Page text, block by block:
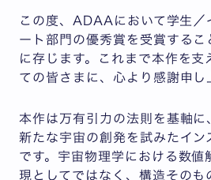
この度、ADAAにおいて学生／
ート部門の優秀賞を受賞するこ
に存じます。これまで本作を支
ての皆さまに、心より感謝申し
本作は万有引力の法則を基軸に
新たな宇宙の創発を試みたイン
です。宇宙物理学における数値
現としてではなく、構造そのも